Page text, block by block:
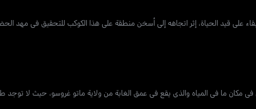
على قيد الحياة، إثر اتجاهه إلى أسخن منطقة على هذا الكوكب للتحقيق في مهد
ما في المياه والذي يقع في عمق الغابة من ولاية ماتو غروسو، حيث لا توجد